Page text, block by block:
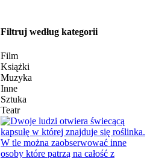
Filtruj według kategorii
Film
Książki
Muzyka
Inne
Sztuka
Teatr